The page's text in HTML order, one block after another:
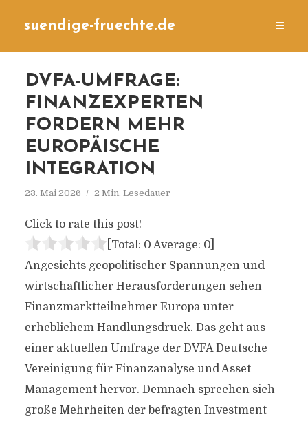
suendige-fruechte.de
DVFA-UMFRAGE:
FINANZEXPERTEN
FORDERN MEHR
EUROPÄISCHE
INTEGRATION
23. Mai 2026 2 Min. Lesedauer
Click to rate this post!
[Total: 0 Average: 0]
Angesichts geopolitischer Spannungen und
wirtschaftlicher Herausforderungen sehen
Finanzmarktteilnehmer Europa unter
erheblichem Handlungsdruck. Das geht aus
einer aktuellen Umfrage der DVFA Deutsche
Vereinigung für Finanzanalyse und Asset
Management hervor. Demnach sprechen sich
große Mehrheiten der befragten Investment